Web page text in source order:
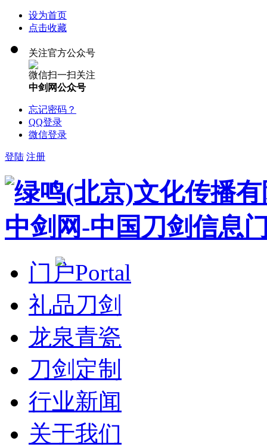
设为首页
点击收藏
关注官方公众号
微信扫一扫关注
中剑网公众号
忘记密码？
QQ登录
微信登录
登陆 注册
门户Portal
礼品刀剑
龙泉青瓷
刀剑定制
行业新闻
关于我们